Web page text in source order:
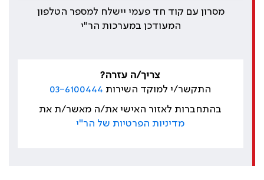
מסרון עם קוד חד פעמי יישלח למספר הטלפון
המעודכן במערכות הר"י
צריך/ה עזרה?
התקשר/י למוקד השירות 03-6100444
בהתחברות לאזור האישי את/ה מאשר/ת את
מדיניות הפרטיות של הר"י